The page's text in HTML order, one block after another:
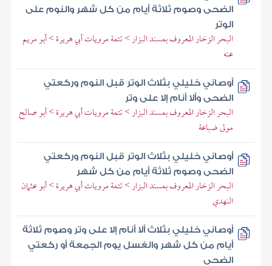
الضحى وصوم ثلاثة أيام من كل شهر والنوم على
الوتر
البحر الزخار المعروف بمسند البزار > تتمة مرويات أبي هريرة > أبو مريم
عنه
أوصاني خليلي بثلاث الوتر قبل النوم وركعتي
الضحى وألا أنام إلا على وتر
البحر الزخار المعروف بمسند البزار > تتمة مرويات أبي هريرة > أبو صالح
مولى ضباعة
أوصاني خليلي بثلاث الوتر قبل النوم وركعتي
الضحى وصوم ثلاثة أيام من كل شهر
البحر الزخار المعروف بمسند البزار > تتمة مرويات أبي هريرة > أبو عثمان
النهدي
أوصاني خليلي بثلاث ألا أنام إلا على وتر وصوم ثلاثة
أيام من كل شهر والغسل يوم الجمعة أو ركعتي
الضحى